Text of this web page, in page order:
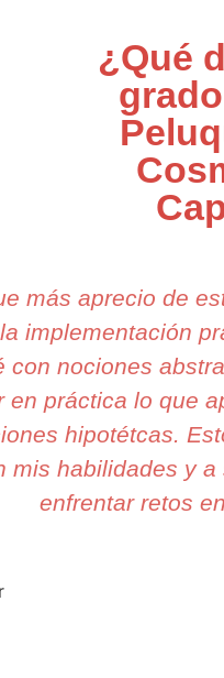
¿Qué
más aprecio de
implementación
con nociones
en práctica lo que
hipotétcas.
mis habilidades y
enfrentar retos